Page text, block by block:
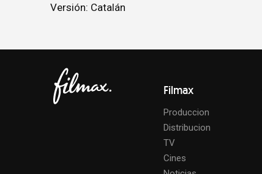
Versión: Catalán
Filmax
Produccion
Distribucion
TV
Cines